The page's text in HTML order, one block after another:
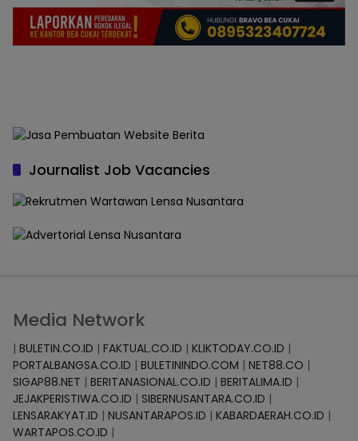
Journalist Job Vacancies
Media Network
| BULETIN.CO.ID | FAKTUAL.CO.ID | KLIKTODAY.CO.ID |
PORTALBANGSA.CO.ID | BULETININDO.COM | NET88.CO |
SIGAP88.NET | BERITANASIONAL.CO.ID | BERITALIMA.ID |
JEJAKPERISTIWA.CO.ID | SIBERNUSANTARA.CO.ID |
LENSARAKYAT.ID | NUSANTARAPOS.ID | KABARDAERAH.CO.ID |
WARTAPOS.CO.ID |